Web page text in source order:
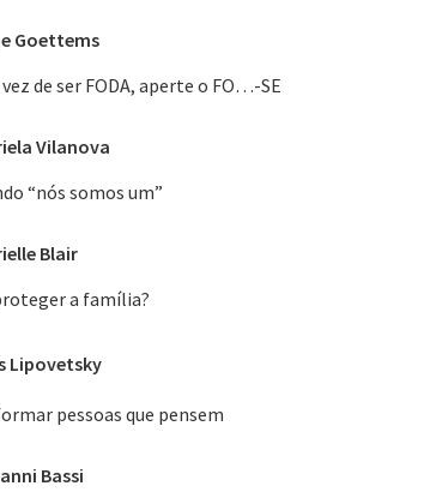
Goettems
de ser FODA, aperte o FO…-SE
Vilanova
“nós somos um”
Blair
a família?
Lipovetsky
pessoas que pensem
Bassi